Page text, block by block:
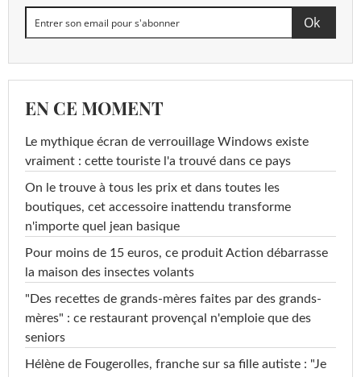
EN CE MOMENT
Le mythique écran de verrouillage Windows existe
vraiment : cette touriste l'a trouvé dans ce pays
On le trouve à tous les prix et dans toutes les
boutiques, cet accessoire inattendu transforme
n'importe quel jean basique
Pour moins de 15 euros, ce produit Action débarrasse
la maison des insectes volants
"Des recettes de grands-mères faites par des grands-
mères" : ce restaurant provençal n'emploie que des
seniors
Hélène de Fougerolles, franche sur sa fille autiste : "Je